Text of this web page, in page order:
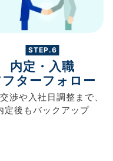
STEP.6
内定・入職
フターフォロー
渉や入社日調整まで、
定後もバックアップ